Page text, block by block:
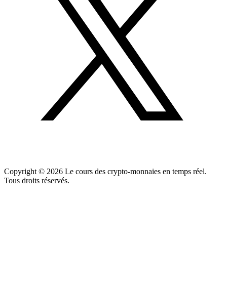
Copyright © 2026 Le cours des crypto-monnaies en temps réel.
Tous droits réservés.